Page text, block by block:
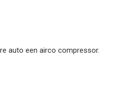
auto een airco compressor.